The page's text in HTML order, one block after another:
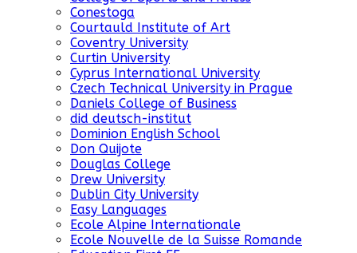
Conestoga
Courtauld Institute of Art
Coventry University
Curtin University
Cyprus International University
Czech Technical University in Prague
Daniels College of Business
did deutsch-institut
Dominion English School
Don Quijote
Douglas College
Drew University
Dublin City University
Easy Languages
Ecole Alpine Internationale
Ecole Nouvelle de la Suisse Romande